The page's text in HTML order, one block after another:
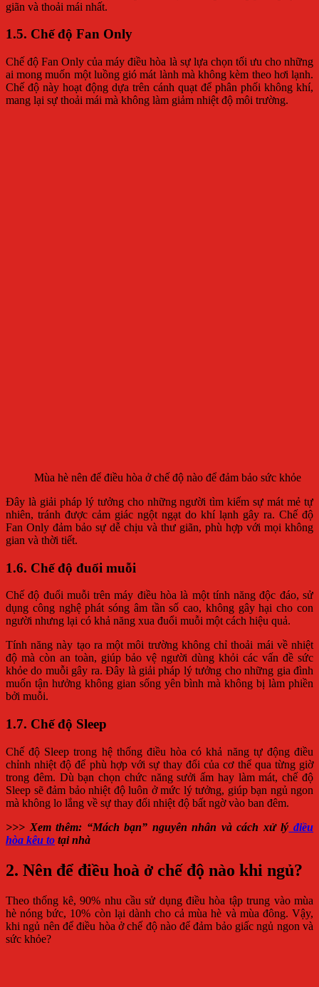
giãn và thoải mái nhất.
1.5. Chế độ Fan Only
Chế độ Fan Only của máy điều hòa là sự lựa chọn tối ưu cho những
ai mong muốn một luồng gió mát lành mà không kèm theo hơi lạnh.
Chế độ này hoạt động dựa trên cánh quạt để phân phối không khí,
mang lại sự thoải mái mà không làm giảm nhiệt độ môi trường.
Mùa hè nên để điều hòa ở chế độ nào để đảm bảo sức khỏe
Đây là giải pháp lý tưởng cho những người tìm kiếm sự mát mẻ tự
nhiên, tránh được cảm giác ngột ngạt do khí lạnh gây ra. Chế độ
Fan Only đảm bảo sự dễ chịu và thư giãn, phù hợp với mọi không
gian và thời tiết.
1.6. Chế độ đuổi muỗi
Chế độ đuổi muỗi trên máy điều hòa là một tính năng độc đáo, sử
dụng công nghệ phát sóng âm tần số cao, không gây hại cho con
người nhưng lại có khả năng xua đuổi muỗi một cách hiệu quả.
Tính năng này tạo ra một môi trường không chỉ thoải mái về nhiệt
độ mà còn an toàn, giúp bảo vệ người dùng khỏi các vấn đề sức
khỏe do muỗi gây ra. Đây là giải pháp lý tưởng cho những gia đình
muốn tận hưởng không gian sống yên bình mà không bị làm phiền
bởi muỗi.
1.7. Chế độ Sleep
Chế độ Sleep trong hệ thống điều hòa có khả năng tự động điều
chỉnh nhiệt độ để phù hợp với sự thay đổi của cơ thể qua từng giờ
trong đêm. Dù bạn chọn chức năng sưởi ấm hay làm mát, chế độ
Sleep sẽ đảm bảo nhiệt độ luôn ở mức lý tưởng, giúp bạn ngủ ngon
mà không lo lắng về sự thay đổi nhiệt độ bất ngờ vào ban đêm.
>>> Xem thêm: “Mách bạn” nguyên nhân và cách xử lý điều
hòa kêu to tại nhà
2. Nên để điều hoà ở chế độ nào khi ngủ?
Theo thống kê, 90% nhu cầu sử dụng điều hòa tập trung vào mùa
hè nóng bức, 10% còn lại dành cho cả mùa hè và mùa đông. Vậy,
khi ngủ nên để điều hòa ở chế độ nào để đảm bảo giấc ngủ ngon và
sức khỏe?